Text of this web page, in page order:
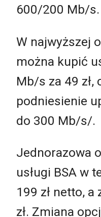
600/200 Mb/s.
W najwyższej
można kupić
Mb/s za 49 zł,
podniesienie
do 300 Mb/s/.
Jednorazowa
usługi BSA w
199 zł netto,
zł. Zmiana